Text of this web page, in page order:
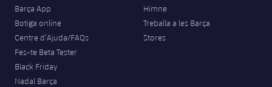
Barça App
Botiga online
Centre d’Ajuda/FAQs
Fes-te Beta Tester
Black Friday
Nadal Barça
Himne
Treballa a les Barça
Stores